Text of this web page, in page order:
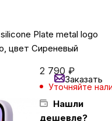
техника
чемоданы
Plate metal logo
цвет Сиреневый
2 790 ₽
Уточняйте
Нашли
дешевле?
Заказать